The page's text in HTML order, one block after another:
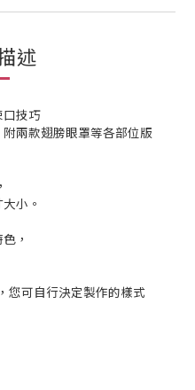
述
口技巧
兩款翅膀眼罩等各部位版
小。
，
您可自行決定製作的樣式